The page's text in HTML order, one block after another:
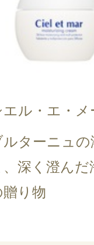
エル・エ・メ
ルターニュの
、深く澄んだ
贈り物